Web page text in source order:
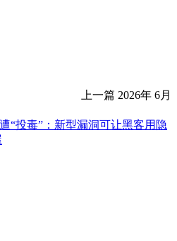
上一篇 2026年 6月
“投毒”：新型漏洞可让黑客用隐